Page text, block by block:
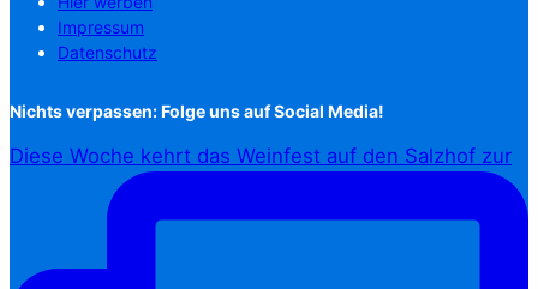
Impressum
Datenschutz
Nichts verpassen: Folge uns auf Social Media!
Diese Woche kehrt das Weinfest auf den Salzhof zur